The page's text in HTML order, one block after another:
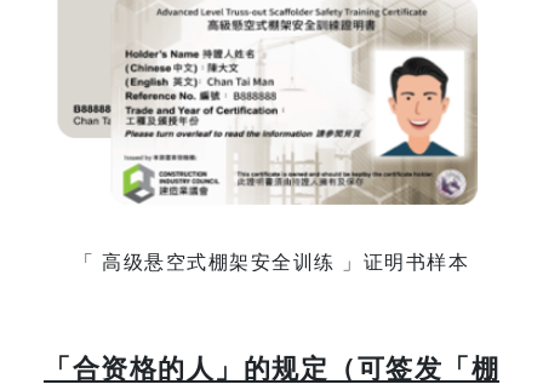
「 高级悬空式棚架安全训练 」证明书样本
「合资格的人」的规定（可签发「棚